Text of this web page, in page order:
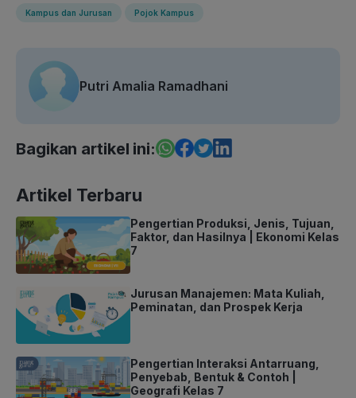
Kampus dan Jurusan Pojok Kampus
Putri Amalia Ramadhani
Bagikan artikel ini:
Artikel Terbaru
Pengertian Produksi, Jenis, Tujuan,
Faktor, dan Hasilnya | Ekonomi Kelas
7
Jurusan Manajemen: Mata Kuliah,
Peminatan, dan Prospek Kerja
Pengertian Interaksi Antarruang,
Penyebab, Bentuk & Contoh |
Geografi Kelas 7